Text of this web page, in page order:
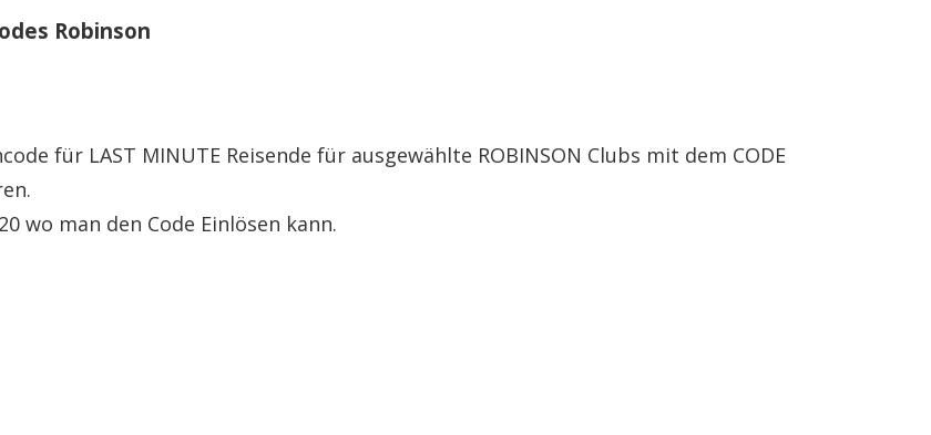
Robinson
für LAST MINUTE Reisende für ausgewählte ROBINSON Clubs mit dem CODE
wo man den Code Einlösen kann.